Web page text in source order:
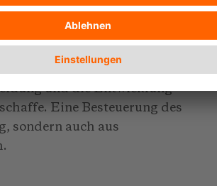
Deshalb dürfe das Projekt
meint Thilo Hoppe MdB
Flugtickets erfülle eine
und schütze die
und die Entwicklung
Eine Besteuerung des
sondern auch aus